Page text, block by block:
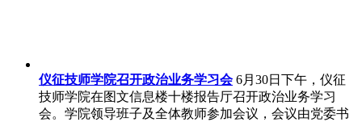
仪征技师学院召开政治业务学习会 6月30日下午，仪征
技师学院在图文信息楼十楼报告厅召开政治业务学习
会。学院领导班子及全体教师参加会议，会议由党委书